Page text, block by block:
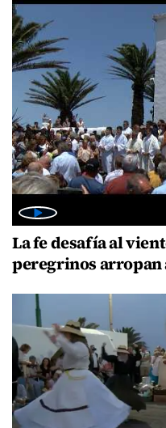
La fe desafía al
peregrinos arropan